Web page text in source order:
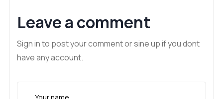
Leave a comment
Sign in to post your comment or sine up if you dont
have any account.